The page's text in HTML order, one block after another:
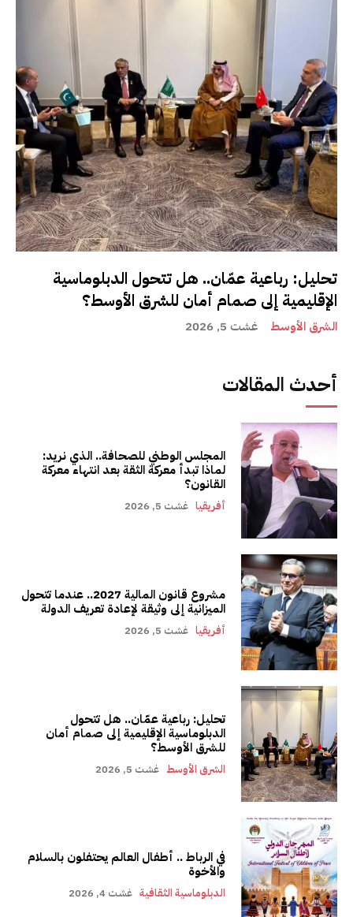
تحليل: رباعية عمّان.. هل تتحول الدبلوماسية
الإقليمية إلى صمام أمان للشرق الأوسط؟
الشرق الأوسط غشت 5, 2026
أحدث المقالات
المجلس الوطني للصحافة.. الذي نريد:
لماذا تبدأ معركة الثقة بعد انتهاء معركة
القانون؟
أفريقيا غشت 5, 2026
مشروع قانون المالية 2027.. عندما تتحول
الميزانية إلى وثيقة لإعادة تعريف الدولة
أفريقيا غشت 5, 2026
تحليل: رباعية عمّان.. هل تتحول
الدبلوماسية الإقليمية إلى صمام أمان
للشرق الأوسط؟
الشرق الأوسط غشت 5, 2026
في الرباط .. أطفال العالم يحتفلون بالسلام
والأخوة
الدبلوماسية الثقافية غشت 4, 2026